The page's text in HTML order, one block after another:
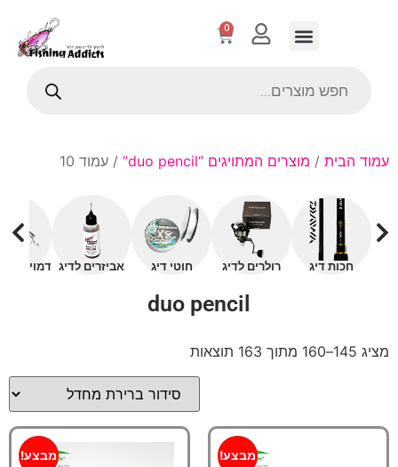
0
עמוד הבית / מוצרים המתויגים “duo pencil” / עמוד 10
חכות דיג רולרים לדיג חוטי דיג אביזרים לדיג דמויים
duo pencil
מציג 145–160 מתוך 163 תוצאות
מבצע! מבצע!